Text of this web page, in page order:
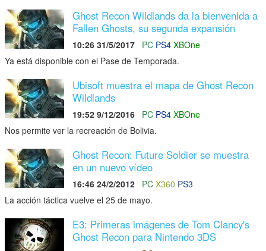
Ghost Recon Wildlands da la bienvenida a
Fallen Ghosts, su segunda expansión
10:26 31/5/2017 PC PS4 XBOne
Ya está disponible con el Pase de Temporada.
Ubisoft muestra el mapa de Ghost Recon
Wildlands
19:52 9/12/2016 PC PS4 XBOne
Nos permite ver la recreación de Bolivia.
Ghost Recon: Future Soldier se muestra
en un nuevo vídeo
16:46 24/2/2012 PC X360 PS3
La acción táctica vuelve el 25 de mayo.
E3: Primeras imágenes de Tom Clancy's
Ghost Recon para Nintendo 3DS